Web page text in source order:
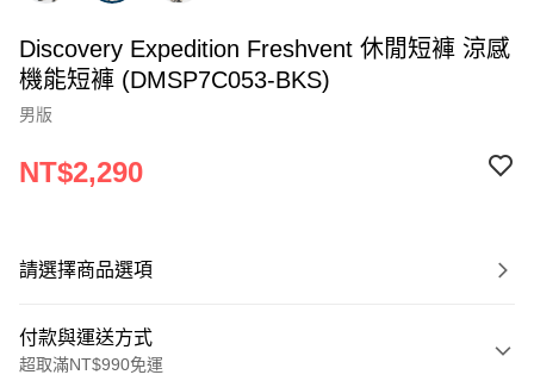
Discovery Expedition Freshvent 休閒短褲 涼感
機能短褲 (DMSP7C053-BKS)
男版
NT$2,290
請選擇商品選項
付款與運送方式
超取滿NT$990免運